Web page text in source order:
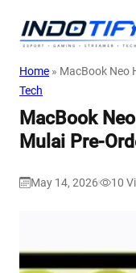
Home » MacBook Neo
Tech
MacBook
Mulai Pre-
May 14, 2026 10